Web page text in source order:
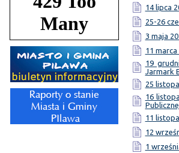
14 lipca
25-26
3 maja
11
19
Jarmark
25
16
11
12
1